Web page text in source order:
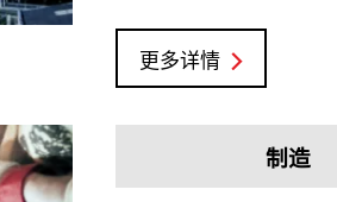
更多详情
制造